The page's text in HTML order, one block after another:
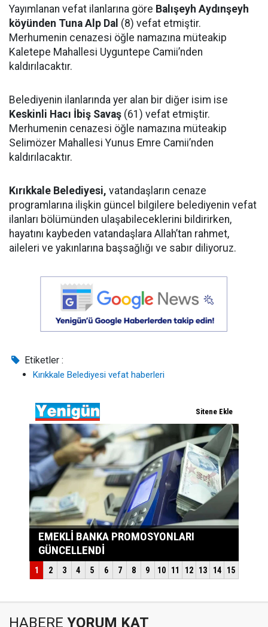
Yayımlanan vefat ilanlarına göre Balışeyh Aydınşeyh
köyünden Tuna Alp Dal (8) vefat etmiştir.
Merhumenin cenazesi öğle namazına müteakip
Kaletepe Mahallesi Uyguntepe Camii’nden
kaldırılacaktır.
Belediyenin ilanlarında yer alan bir diğer isim ise
Keskinli Hacı İbiş Savaş (61) vefat etmiştir.
Merhumenin cenazesi öğle namazına müteakip
Selimözer Mahallesi Yunus Emre Camii’nden
kaldırılacaktır.
Kırıkkale Belediyesi, vatandaşların cenaze
programlarına ilişkin güncel bilgilere belediyenin vefat
ilanları bölümünden ulaşabileceklerini bildirirken,
hayatını kaybeden vatandaşlara Allah’tan rahmet,
aileleri ve yakınlarına başsağlığı ve sabır diliyoruz.
Etiketler :
Kırıkkale Belediyesi vefat haberleri
HABERE YORUM KAT